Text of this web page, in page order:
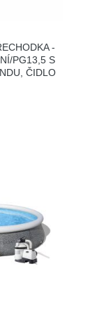
-
PG13,5 S
ČIDLO